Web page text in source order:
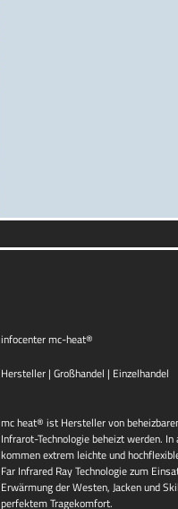
infocenter mc-heat®
Hersteller | Großhandel | Einzelhandel
mc heat® ist Hersteller von
Infrarot-Technologie beheizt werden.
kommen extrem leichte und
Far Infrared Ray Technologie zum
Erwärmung der Westen, Jacken und
perfektem Tragekomfort.